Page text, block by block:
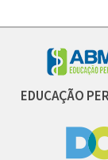
EDUCAÇÃO